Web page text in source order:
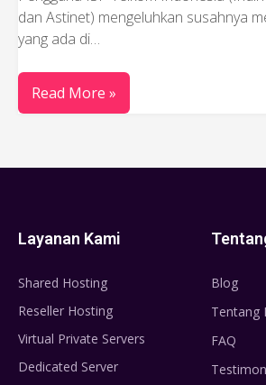
dan Astinet) mengeluhkan susahnya
yang ada di…
Read More »
Layanan Kami
Shared Hosting
Reseller Hosting
Virtual Private Servers
Dedicated Server
Blog
Tentang
FAQ